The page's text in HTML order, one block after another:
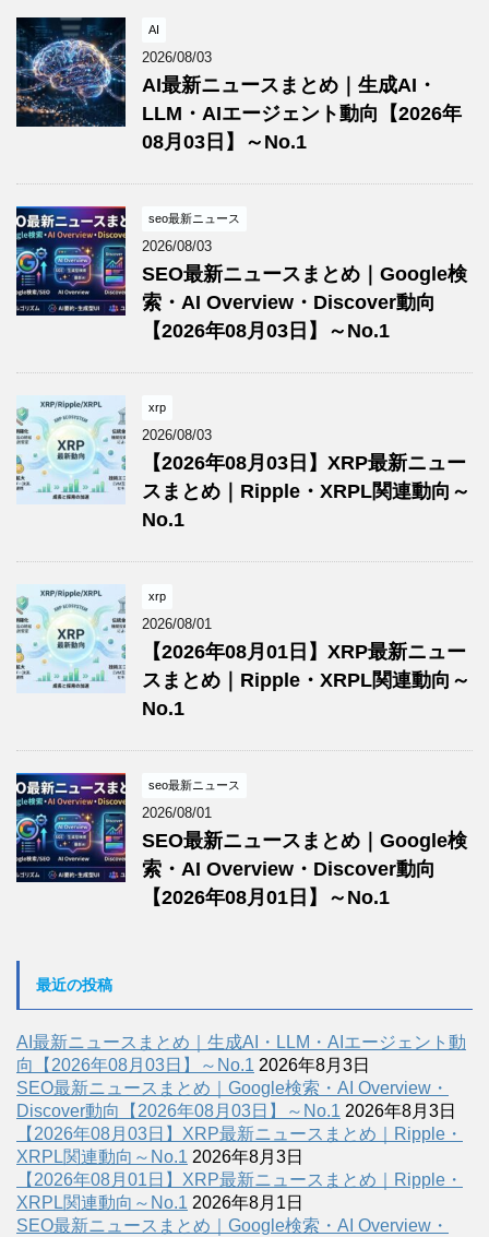
AI
2026/08/03
AI最新ニュースまとめ｜生成AI・
LLM・AIエージェント動向【2026年
08月03日】～No.1
seo最新ニュース
2026/08/03
SEO最新ニュースまとめ｜Google検
索・AI Overview・Discover動向
【2026年08月03日】～No.1
xrp
2026/08/03
【2026年08月03日】XRP最新ニュー
スまとめ｜Ripple・XRPL関連動向～
No.1
xrp
2026/08/01
【2026年08月01日】XRP最新ニュー
スまとめ｜Ripple・XRPL関連動向～
No.1
seo最新ニュース
2026/08/01
SEO最新ニュースまとめ｜Google検
索・AI Overview・Discover動向
【2026年08月01日】～No.1
最近の投稿
AI最新ニュースまとめ｜生成AI・LLM・AIエージェント動
向【2026年08月03日】～No.1 2026年8月3日
SEO最新ニュースまとめ｜Google検索・AI Overview・
Discover動向【2026年08月03日】～No.1 2026年8月3日
【2026年08月03日】XRP最新ニュースまとめ｜Ripple・
XRPL関連動向～No.1 2026年8月3日
【2026年08月01日】XRP最新ニュースまとめ｜Ripple・
XRPL関連動向～No.1 2026年8月1日
SEO最新ニュースまとめ｜Google検索・AI Overview・